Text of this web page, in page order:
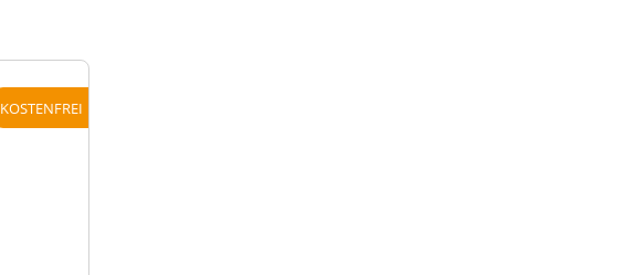
KOSTENFREI